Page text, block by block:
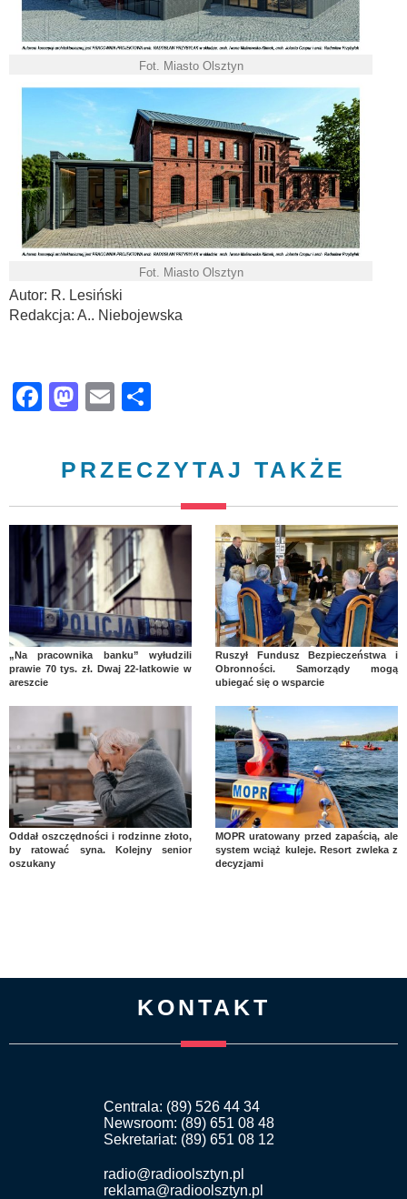
Fot. Miasto Olsztyn
Fot. Miasto Olsztyn
Autor: R. Lesiński
Redakcja: A.. Niebojewska
Facebook
Mastodon
Email
PRZECZYTAJ TAKŻE
„Na pracownika banku” wyłudzili
prawie 70 tys. zł. Dwaj 22-latkowie w
areszcie
Ruszył Fundusz Bezpieczeństwa i
Obronności. Samorządy mogą
ubiegać się o wsparcie
Oddał oszczędności i rodzinne złoto,
by ratować syna. Kolejny senior
oszukany
MOPR uratowany przed zapaścią, ale
system wciąż kuleje. Resort zwleka z
decyzjami
KONTAKT
Centrala: (89) 526 44 34
Newsroom: (89) 651 08 48
Sekretariat: (89) 651 08 12
radio@radioolsztyn.pl
reklama@radioolsztyn.pl